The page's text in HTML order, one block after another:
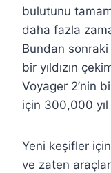
bulutunu
daha fazla
Bundan
bir yıldızın
Voyager 2’nin
için 300,000
Yeni keşifler
ve zaten